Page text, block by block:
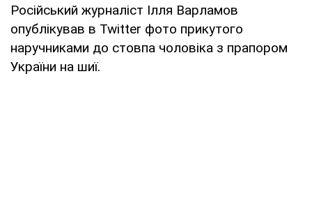
Російський журналіст Ілля Варламов
опублікував в Twitter фото прикутого
наручниками до стовпа чоловіка з прапором
України на шиї.